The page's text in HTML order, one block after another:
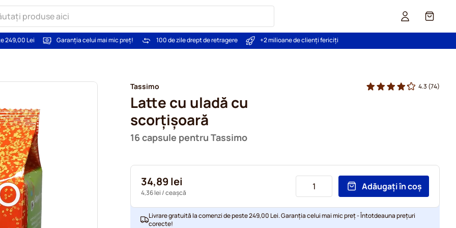
Coș
249,00 Lei Garanția celui mai mic preț! 100 de zile drept de retragere +2 milioane de clienți fericiți
Tassimo
Latte cu uladă cu
scorțișoară
16 capsule pentru Tassimo
4.3 (74)
34,89 lei
4,36 lei / ceașcă
Adăugați în coș
Livrare gratuită la comenzi de peste 249,00 Lei. Garanția celui mai mic preț - Întotdeauna prețuri
corecte!